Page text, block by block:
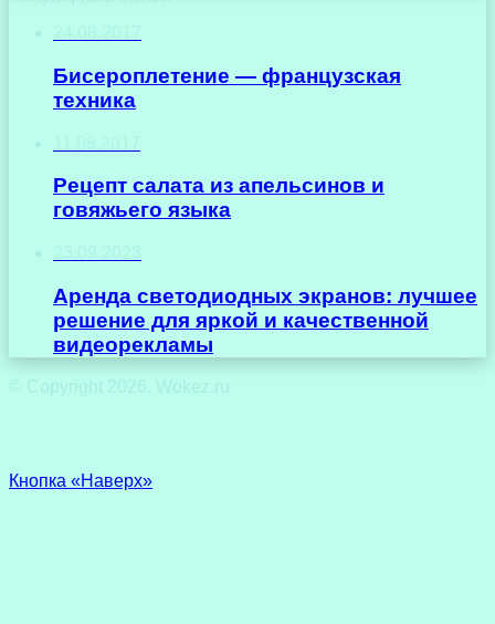
Бисероплетение — французская
техника
Рецепт салата из апельсинов и
говяжьего языка
Аренда светодиодных экранов: лучшее
решение для яркой и качественной
видеорекламы
© Copyright 2026, Wokez.ru
Кнопка «Наверх»